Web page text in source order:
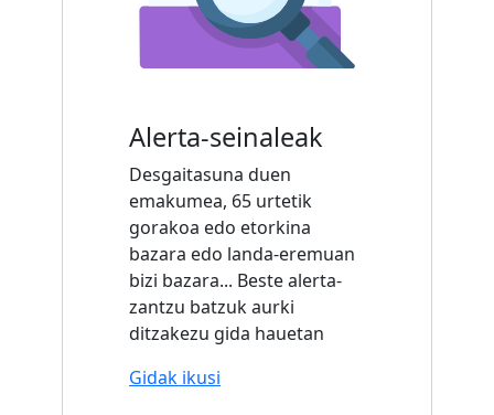
Alerta-seinaleak
Desgaitasuna duen
emakumea, 65 urtetik
gorakoa edo etorkina
bazara edo landa-eremuan
bizi bazara... Beste alerta-
zantzu batzuk aurki
ditzakezu gida hauetan
Gidak ikusi